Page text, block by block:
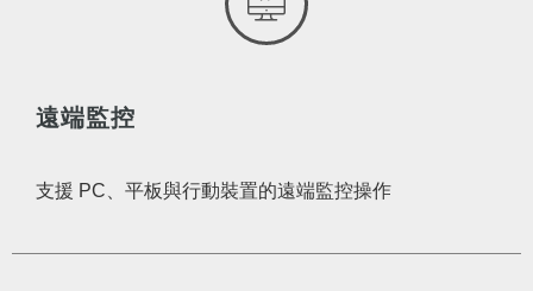
遠端監控
支援 PC、平板與行動裝置的遠端監控操作